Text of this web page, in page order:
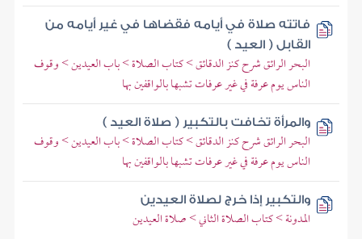
فاتته صلاة في أيامه فقضاها في غير أيامه من
القابل ( العيد )
البحر الرائق شرح كنز الدقائق > كتاب الصلاة > باب العيدين > وقوف
الناس يوم عرفة في غير عرفات تشبها بالواقفين بها
والمرأة تخافت بالتكبير ( صلاة العيد )
البحر الرائق شرح كنز الدقائق > كتاب الصلاة > باب العيدين > وقوف
الناس يوم عرفة في غير عرفات تشبها بالواقفين بها
والتكبير إذا خرج لصلاة العيدين
المدونة > كتاب الصلاة الثاني > صلاة العيدين